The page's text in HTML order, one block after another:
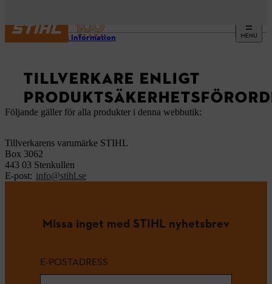
MENU
Juridisk information
TILLVERKARE ENLIGT
Följande gäller för alla produkter i denna webbutik:
Tillverkarens varumärke STIHL
Box 3062
443 03 Stenkullen
E-post: info@stihl.se
Missa inget med STIHL nyhetsbrev
E-POSTADRESS